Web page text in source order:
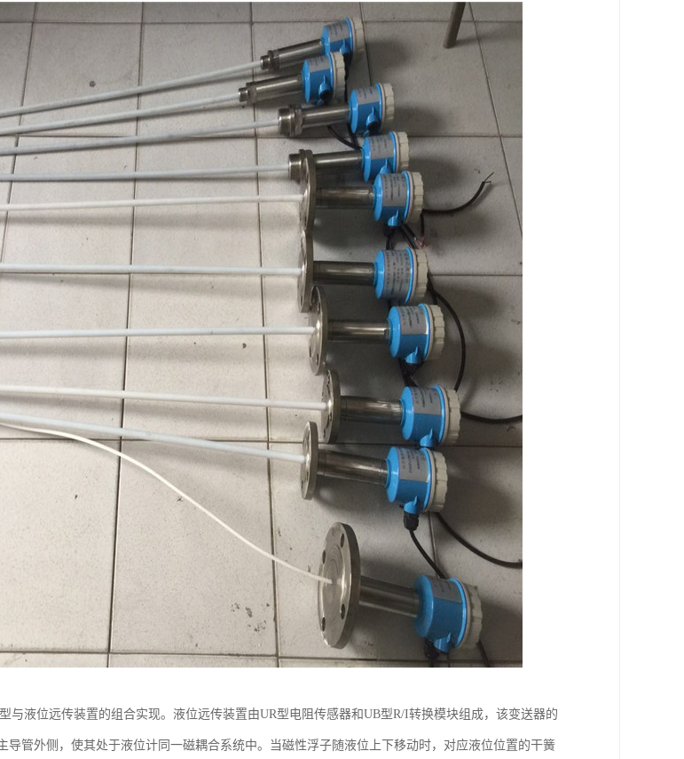
与液位远传装置的组合实现。液位远传装置由UR型电阻传感器和UB型R/I转换模块组成，该变送器的
导管外侧，使其处于液位计同一磁耦合系统中。当磁性浮子随液位上下移动时，对应液位位置的干簧